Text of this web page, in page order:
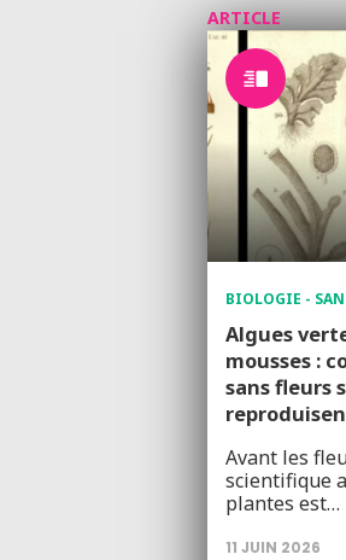
ARTICLE
BIOLOGIE -
Algues
mousses :
sans fleurs
Avant les
scientifique
plantes est…
11 JUIN 2026